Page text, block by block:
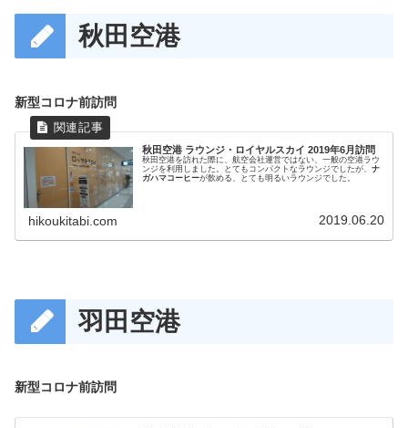
秋田空港
新型コロナ前訪問
秋田空港 ラウンジ・ロイヤルスカイ 2019年6月訪問
秋田空港を訪れた際に、航空会社運営ではない、一般の空港ラウ
ンジを利用しました。とてもコンパクトなラウンジでしたが、ナ
ガハマコーヒーが飲める、とても明るいラウンジでした。
hikoukitabi.com 2019.06.20
羽田空港
新型コロナ前訪問